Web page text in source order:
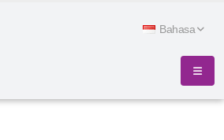
Bahasa